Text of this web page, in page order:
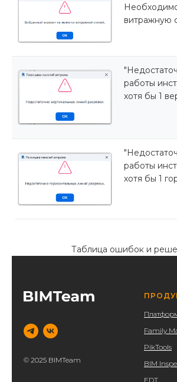
витражную
работы
хотя бы 1
работы
хотя бы 1
Таблица ошибок и
© 2025 BIMTeam
Family
PikTools
BIM
EDT